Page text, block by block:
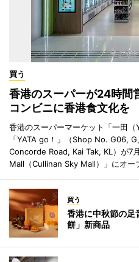
買う
香港のスーパーが24時
コンビニに香港食文化を
香港のスーパーマーケット「一田
「YATA go！」（Shop No. G06,
Concorde Road, Kai Tak, KL）が7
Mall（Cullinan Sky Mall）」にオー
買う
香港に中秋節の
餅」新商品